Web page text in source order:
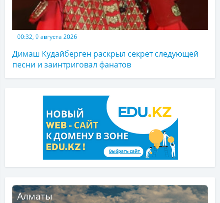
00:32, 9 августа 2026
Димаш Кудайберген раскрыл секрет следующей
песни и заинтриговал фанатов
Алматы